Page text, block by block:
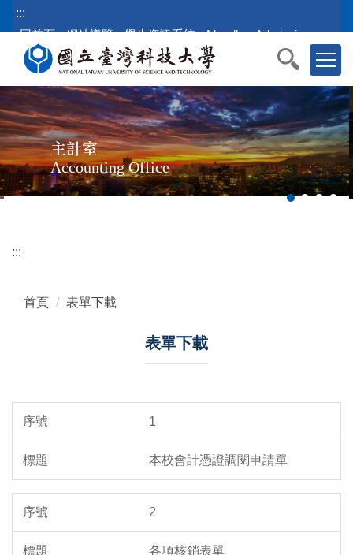
跳
到
內
區
塊
:::
回首頁
網站導覽 學生資訊系統 Moodle Admission
主計室
Accounting Office
:::
首頁 表單下載
表單下載
1
本校會計憑證調閱申請單
2
各項核銷表單